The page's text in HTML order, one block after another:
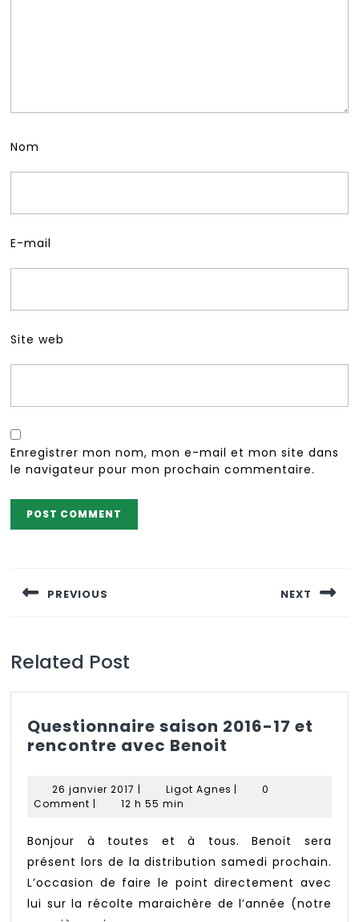
Nom
E-mail
Site web
Enregistrer mon nom, mon e-mail et mon site dans
le navigateur pour mon prochain commentaire.
l’article
PREVIOUS NEXT
Related Post
Questionnaire saison 2016-17 et
rencontre avec Benoit
2016-
rencontre
avec
Benoit
26 janvier 2017 26
janvier
| Ligot Agnes Ligot
|
0
Comment | 12 h 55 min
Bonjour à toutes et à tous. Benoit sera
présent lors de la distribution samedi prochain.
L’occasion de faire le point directement avec
lui sur la récolte maraichère de l’année (notre